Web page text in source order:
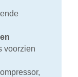
voorzien